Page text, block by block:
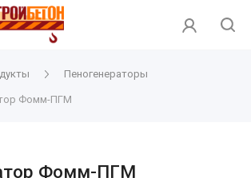
Пеногенераторы
Фомм-ПГМ
Фомм-ПГМ